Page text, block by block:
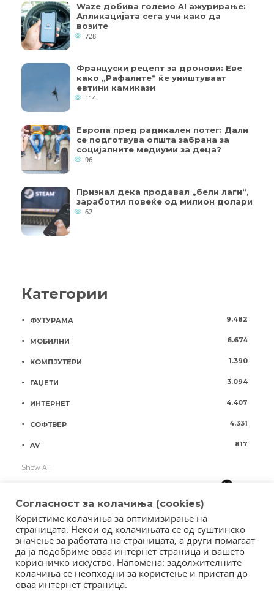
Waze добива големо AI ажурирање:
Апликацијата сега учи како да
возите
728
Француски рецепт за дронови: Еве
како „Рафалите“ ќе уништуваат
евтини камикази
114
Европа пред радикален потег: Дали
се подготвува општа забрана за
социјалните медиуми за деца?
96
Признал дека продавал „бели лаги“,
заработил повеќе од милион долари
62
Категории
ФУТУРАМА 9.482
МОБИЛНИ 6.674
КОМПЈУТЕРИ 1.390
ГАЏЕТИ 3.094
ИНТЕРНЕТ 4.407
СОФТВЕР 4.331
AV 817
Show All
Согласност за колачиња (cookies)
Користиме колачиња за оптимизирање на
страницата. Некои од колачињата се од суштинско
значење за работата на страницата, а други помагаат
да ја подобриме оваа интернет страница и вашето
корисничко искуство. Напомена: задолжителните
колачиња се неопходни за користење и пристап до
оваа интернет страница.